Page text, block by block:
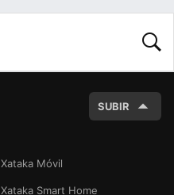
SUBIR
Xataka Móvil
Xataka Smart Home